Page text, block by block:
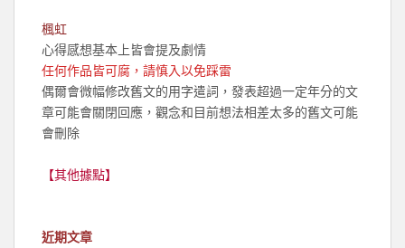
楓虹
心得感想基本上皆會提及劇情
任何作品皆可腐，請慎入以免踩雷
偶爾會微幅修改舊文的用字遣詞，發表超過一定年分的文
章可能會關閉回應，觀念和目前想法相差太多的舊文可能
會刪除
【其他據點】
近期文章